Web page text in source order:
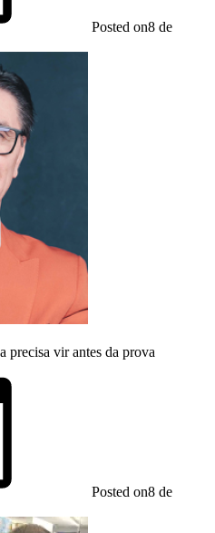
Posted on8 de
precisa vir antes da prova
Posted on8 de